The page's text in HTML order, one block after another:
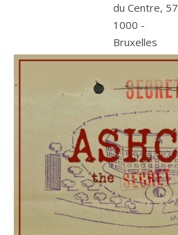
du Centre, 57
1000 -
Bruxelles